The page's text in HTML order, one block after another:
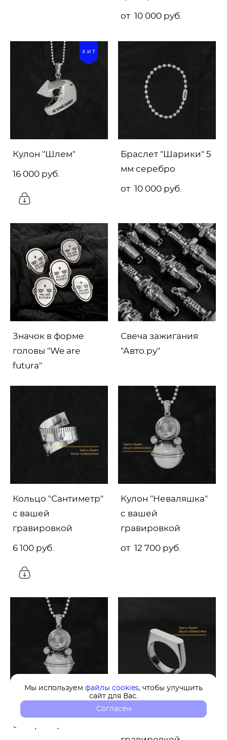
Мы используем файлы cookies, чтобы улучшить
сайт для Вас.
Согласен
от 10 000 pуб.
ХИТ
Кулон "Шлем"
16 000 pуб.
Браслет "Шарики" 5
мм серебро
от 10 000 pуб.
Значок в форме
головы "We are
futura"
Свеча зажигания
"Авто.ру"
Кольцо "Сантиметр"
с вашей
гравировкой
6 100 pуб.
Кулон "Неваляшка"
с вашей
гравировкой
от 12 700 pуб.
Кулон "Неваляшка"
без гравировки
Кольцо "Овальная"